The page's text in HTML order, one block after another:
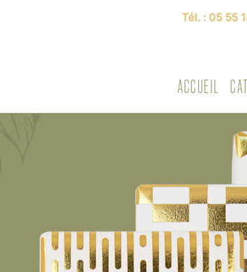
ACCUEIL
Tél. : 05 55